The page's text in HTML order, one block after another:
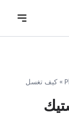
» كيف تغسل